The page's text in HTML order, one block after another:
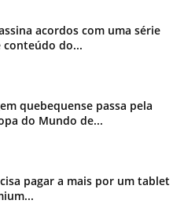
acordos com uma série
conteúdo do...
quebequense passa pela
do Mundo de...
pagar a mais por um tablet